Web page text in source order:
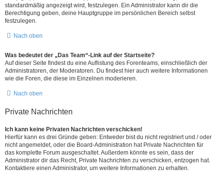
standardmäßig angezeigt wird, festzulegen. Ein Administrator kann dir die
Berechtigung geben, deine Hauptgruppe im persönlichen Bereich selbst
festzulegen.
Nach oben
Was bedeutet der „Das Team“-Link auf der Startseite?
Auf dieser Seite findest du eine Auflistung des Forenteams, einschließlich der
Administratoren, der Moderatoren. Du findest hier auch weitere Informationen
wie die Foren, die diese im Einzelnen moderieren.
Nach oben
Private Nachrichten
Ich kann keine Privaten Nachrichten verschicken!
Hierfür kann es drei Gründe geben: Entweder bist du nicht registriert und / oder
nicht angemeldet, oder die Board-Administration hat Private Nachrichten für
das komplette Forum ausgeschaltet. Außerdem könnte es sein, dass der
Administrator dir das Recht, Private Nachrichten zu verschicken, entzogen hat.
Kontaktiere einen Administrator, um weitere Informationen zu erhalten.